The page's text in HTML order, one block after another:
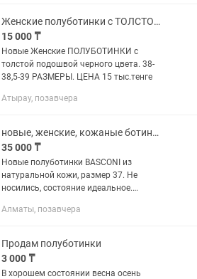
Женские полуботинки с ТОЛСТОЙ подошвой
15 000 ₸
Новые Женские ПОЛУБОТИНКИ с
толстой подошвой черного цвета. 38-
38,5-39 РАЗМЕРЫ. ЦЕНА 15 тыс.тенге
Атырау, позавчера
новые, женские, кожаные ботинки Basconi 37 размер
35 000 ₸
Новые полуботинки BASCONI из
натуральной кожи, размер 37. Не
носились, состояние идеальное.
Алматы, позавчера
Продам полуботинки
3 000 ₸
В хорошем состоянии весна осень